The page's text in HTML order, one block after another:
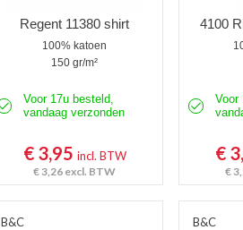
Regent 11380 shirt
100% katoen
150 gr/m²
Voor 17u besteld,
vandaag verzonden
€ 3,95 incl. BTW
€ 3,26 excl. BTW
4100
Voor
€
€
B&C B&C